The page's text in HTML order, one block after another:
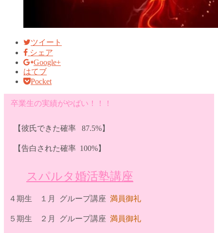
ツイート
シェア
Google+
はてブ
Pocket
卒業生の実績がやばい！！！
【彼氏できた確率 87.5%】
【告白された確率 100%】
スパルタ婚活塾講座
４期生 １月 グループ講座 満員御礼
５期生 ２月 グループ講座 満員御礼